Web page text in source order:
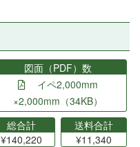
図面（PDF）数
イペ2,000mm
×2,000mm（34KB）
総合計
¥140,220
送料合計
¥11,340